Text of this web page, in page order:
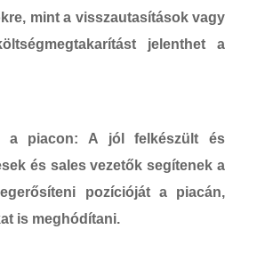
mint a visszautasítások vagy
jelenthet a
a piacon: A jól felkészült és
és sales vezetők segítenek a
pozícióját a piacán,
is meghódítani.